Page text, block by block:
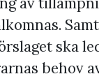
ska
behov